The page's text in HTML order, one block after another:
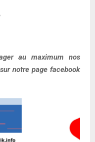
au maximum nos
notre page facebook